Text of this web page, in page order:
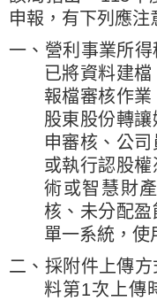
申報，有下列應注
一、營利事業所得
已將資料建
報檔審核作業
股東股份轉
申審核、公
或執行認股
術或智慧財
核、未分配
單一系統，使
二、採附件上傳
料第1次上傳